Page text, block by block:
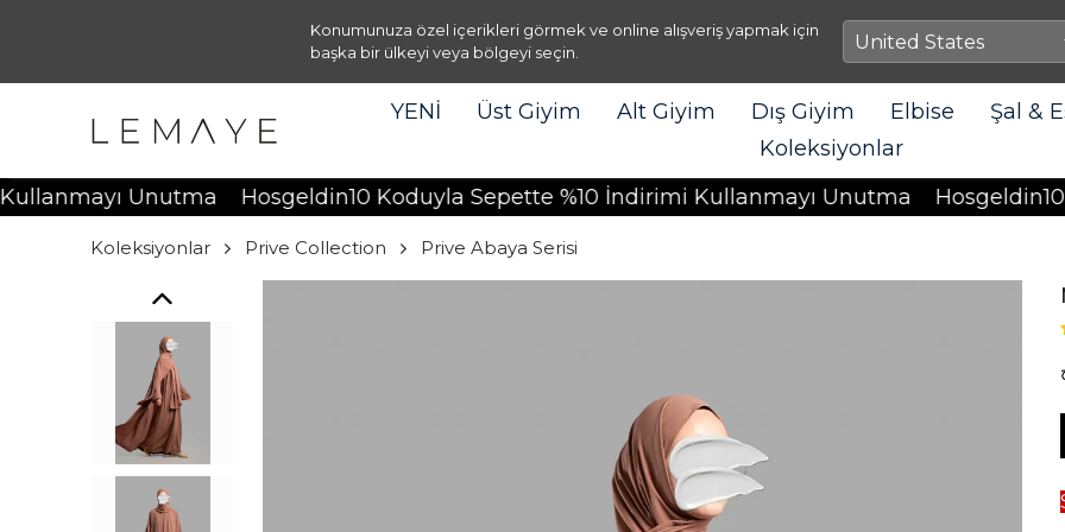
Konumunuza özel içerikleri görmek ve online alışveriş yapmak için
başka bir ülkeyi veya bölgeyi seçin.
YENİ Üst Giyim Alt Giyim Dış Giyim Elbise Şal &
Koleksiyonlar
Unutma Hosgeldin10 Koduyla Sepette %10 İndirimi Kullanmayı Unutma Hosgeldin10
Koleksiyonlar Prive Collection Prive Abaya Serisi